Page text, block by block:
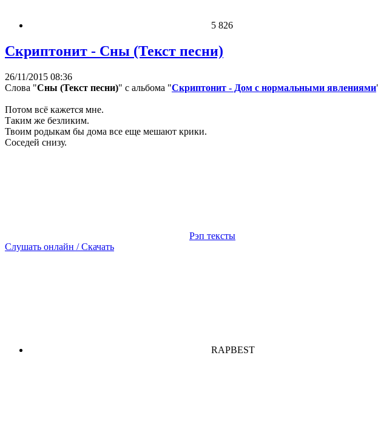
5 826
Скриптонит - Сны (Текст песни)
26/11/2015 08:36
Слова "Сны (Текст песни)" с альбома "Скриптонит - Дом с нормальными явлениями
Потом всё кажется мне.
Таким же безликим.
Твоим родыкам бы дома все еще мешают крики.
Соседей снизу.
Рэп тексты
Слушать онлайн / Скачать
RAPBEST